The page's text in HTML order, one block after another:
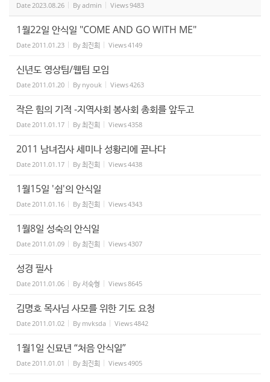
Date2023.08.26 Byadmin Views9483
1월22일 안식일 "COME AND GO WITH ME"
Date2011.01.23 By최진희 Views4149
신년도 영상팀/웹팀 모임
Date2011.01.20 By nyouk Views4263
작은 힘의 기적 -지역사회 봉사회 총회를 앞두고
Date2011.01.17 By최진희 Views4358
2011 남녀집사 세미나 성황리에 끝나다
Date2011.01.17 By최진희 Views4438
1월15일 '쉼'의 안식일
Date2011.01.16 By최진희 Views4343
1월8일 성숙의 안식일
Date2011.01.09 By최진희 Views4307
성경 필사
Date2011.01.06 By서숙형 Views8645
김명호 목사님 사모를 위한 기도 요청
Date2011.01.02 By mvksda Views4842
1월1일 신묘년 “처음 안식일”
Date2011.01.01 By최진희 Views4905